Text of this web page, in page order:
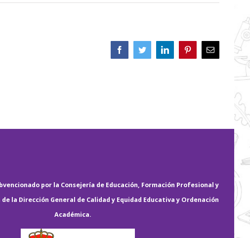
FacebookTwitterLinkedIn PinterestCorreo
electrónico
por la Consejería de Educación, Formación Profesional y
la Dirección General de Calidad y Equidad Educativa y Ordenación
Académica.